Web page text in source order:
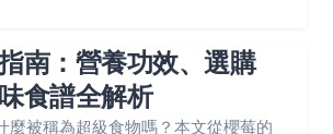
南：營養功效、選購
食譜全解析
麼被稱為超級食物嗎？本文從櫻莓的